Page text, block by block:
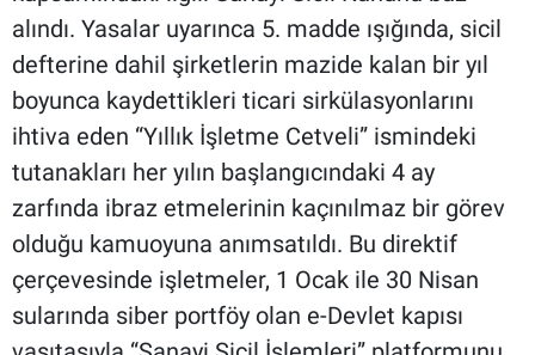
alındı. Yasalar uyarınca 5. madde ışığında, sicil
defterine dahil şirketlerin mazide kalan bir yıl
boyunca kaydettikleri ticari sirkülasyonlarını
ihtiva eden “Yıllık İşletme Cetveli” ismindeki
tutanakları her yılın başlangıcındaki 4 ay
zarfında ibraz etmelerinin kaçınılmaz bir görev
olduğu kamuoyuna anımsatıldı. Bu direktif
çerçevesinde işletmeler, 1 Ocak ile 30 Nisan
sularında siber portföy olan e-Devlet kapısı